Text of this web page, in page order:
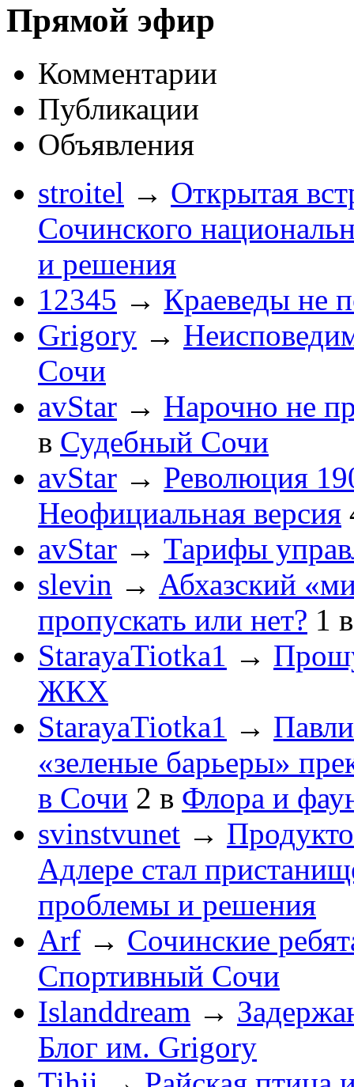
Прямой эфир
Комментарии
Публикации
Объявления
stroitel → Открытая
Сочинского
и решения
12345 → Краеведы не
Grigory →
Сочи
avStar → Нарочно не
в Судебный Сочи
avStar → Революция
Неофициальная версия
avStar → Тарифы
slevin → Абхазский
пропускать или нет? 1
StarayaTiotka1 →
ЖКХ
StarayaTiotka1 →
«зеленые барьеры»
в Сочи 2 в Флора и
svinstvunet →
Адлере стал
проблемы и решения
Arf → Сочинские
Спортивный Сочи
Islanddream →
Блог им. Grigory